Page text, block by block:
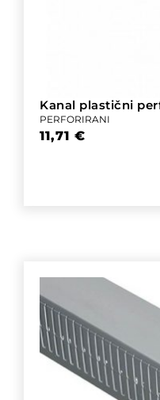
Kanal plastični
PERFORIRANI
11,71 €